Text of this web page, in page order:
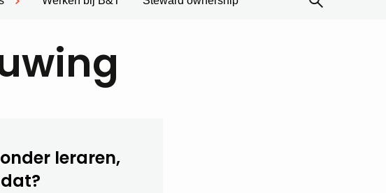
leraren,